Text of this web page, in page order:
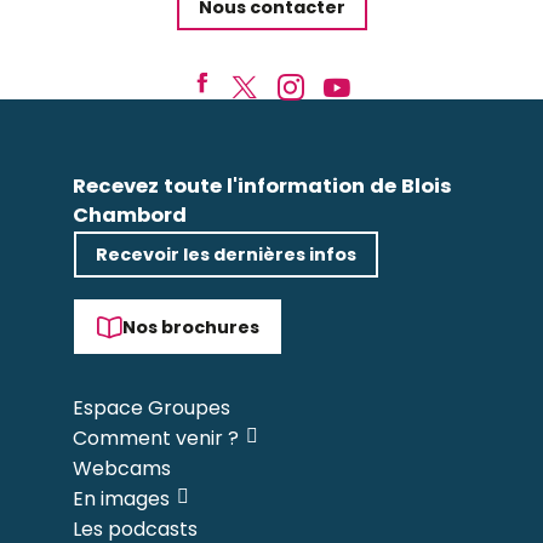
Nous contacter
Recevez toute l'information de Blois
Chambord
Recevoir les dernières infos
Nos brochures
Espace Groupes
Comment venir ?
Webcams
En images
Les podcasts